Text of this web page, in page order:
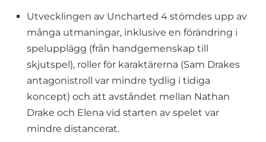
Utvecklingen av Uncharted 4 stömdes upp av
många utmaningar, inklusive en förändring i
spelupplägg (från handgemenskap till
skjutspel), roller för karaktärerna (Sam Drakes
antagonistroll var mindre tydlig i tidiga
koncept) och att avståndet mellan Nathan
Drake och Elena vid starten av spelet var
mindre distancerat.